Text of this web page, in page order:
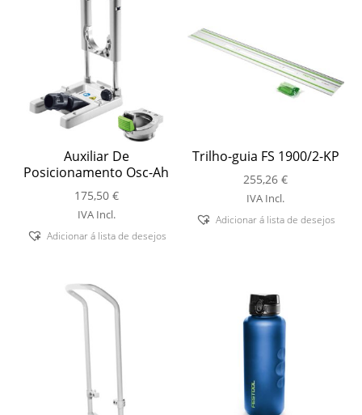
Auxiliar De
Posicionamento Osc-Ah
175,50 €
IVA Incl.
Adicionar á lista de desejos
Trilho-guia FS 1900/2-KP
255,26€
IVA Incl.
Adicionar á lista de desejos